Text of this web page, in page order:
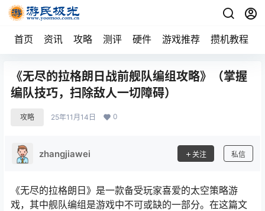
首页 资讯 攻略 测评 硬件 游戏推荐 攒机教程
《无尽的拉格朗日战前舰队编组攻略》（掌握
编队技巧，扫除敌人一切障碍）
攻略 25年11月14日 0
zhangjiawei 关注 私信
《无尽的拉格朗日》是一款备受玩家喜爱的太空策略游
戏，其中舰队编组是游戏中不可或缺的一部分。在这篇文